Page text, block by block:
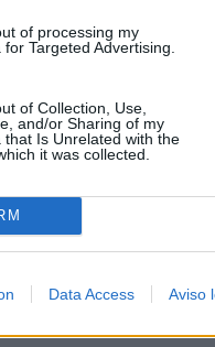
of processing my
Targeted Advertising.
of Collection, Use,
and/or Sharing of my
that Is Unrelated with the
it was collected.
Data Access Aviso